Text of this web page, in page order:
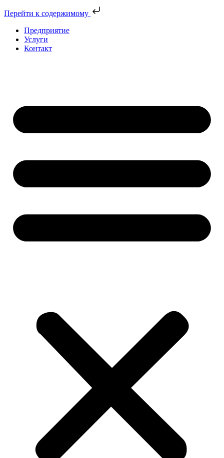
Перейти к содержимому
Предприятие
Услуги
Контакт